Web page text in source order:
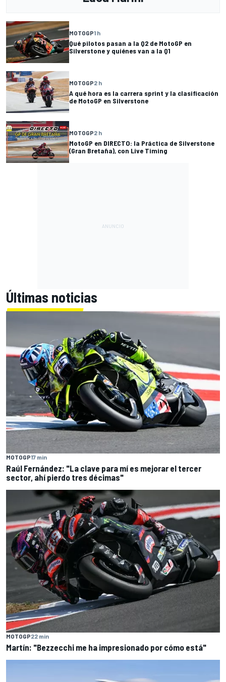
MOTOGP1 h
Qué pilotos pasan a la Q2 de MotoGP en
Silverstone y quiénes van a la Q1
MOTOGP2 h
A qué hora es la carrera sprint y la clasificación
de MotoGP en Silverstone
MOTOGP2 h
MotoGP en DIRECTO: la Práctica de Silverstone
(Gran Bretaña), con Live Timing
Últimas noticias
MOTOGP17 min
Raúl Fernández: "La clave para mí es mejorar el tercer
sector, ahí pierdo tres décimas"
MOTOGP22 min
Martín: "Bezzecchi me ha impresionado por cómo está"